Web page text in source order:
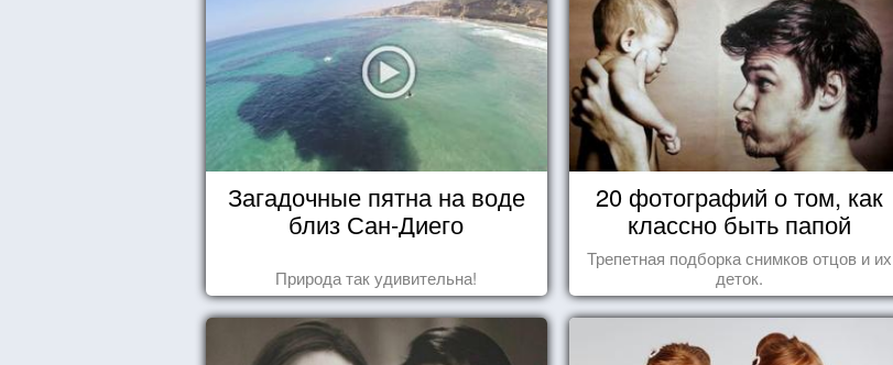
Загадочные пятна на воде
близ Сан-Диего
Природа так удивительна!
20 фотографий о том, как
классно быть папой
Трепетная подборка снимков отцов и их
деток.